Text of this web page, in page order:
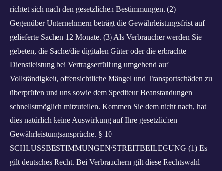
richtet sich nach den gesetzlichen Bestimmungen. (2)
Gegenüber Unternehmern beträgt die Gewährleistungsfrist auf
gelieferte Sachen 12 Monate. (3) Als Verbraucher werden Sie
gebeten, die Sache/die digitalen Güter oder die erbrachte
Dienstleistung bei Vertragserfüllung umgehend auf
Vollständigkeit, offensichtliche Mängel und Transportschäden zu
überprüfen und uns sowie dem Spediteur Beanstandungen
schnellstmöglich mitzuteilen. Kommen Sie dem nicht nach, hat
dies natürlich keine Auswirkung auf Ihre gesetzlichen
Gewährleistungsansprüche. § 10
SCHLUSSBESTIMMUNGEN/STREITBEILEGUNG (1) Es
gilt deutsches Recht. Bei Verbrauchern gilt diese Rechtswahl